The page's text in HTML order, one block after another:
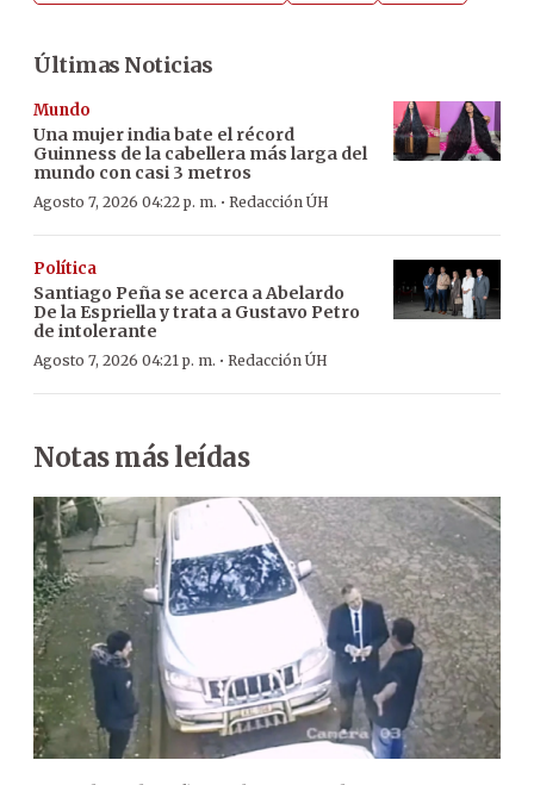
Últimas Noticias
Mundo
Una mujer india bate el récord
Guinness de la cabellera más larga del
mundo con casi 3 metros
Agosto 7, 2026 04:22 p. m. · Redacción ÚH
Política
Santiago Peña se acerca a Abelardo
De la Espriella y trata a Gustavo Petro
de intolerante
Agosto 7, 2026 04:21 p. m. · Redacción ÚH
Notas más leídas